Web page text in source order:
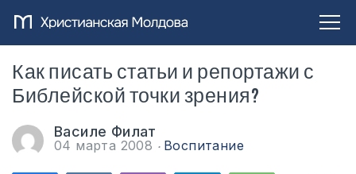
Как писать статьи и репортажи с
Библейской точки зрения?
Василе Филат
04 марта 2008 Воспитание